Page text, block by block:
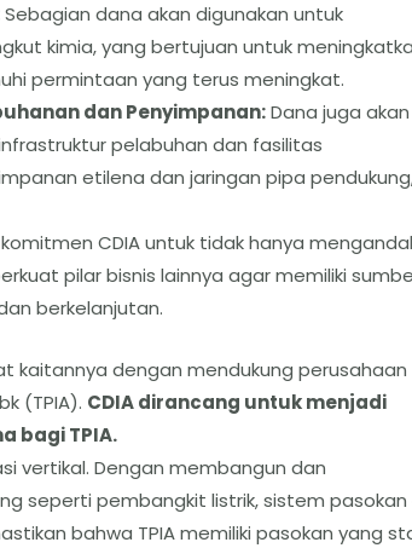
Sebagian dana akan digunakan untuk
kimia, yang bertujuan untuk
permintaan yang terus meningkat.
dan Penyimpanan:Dana juga akan
pelabuhan dan fasilitas
etilena dan jaringan pipa
CDIA untuk tidak hanya
pilar bisnis lainnya agar memiliki
berkelanjutan.
kaitannya dengan mendukung perusahaan
(TPIA). CDIA dirancang untuk menjadi
bagi TPIA.
vertikal. Dengan membangun dan
seperti pembangkit listrik, sistem pasokan
bahwa TPIA memiliki pasokan yang